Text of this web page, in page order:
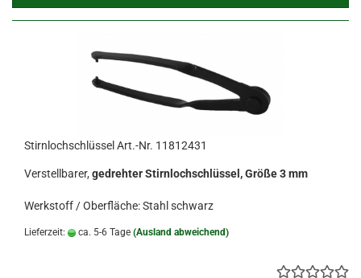
Stirnlochschlüssel Art.-Nr. 11812431
Verstellbarer, gedrehter Stirnlochschlüssel, Größe 3 mm
Werkstoff / Oberfläche: Stahl schwarz
Lieferzeit: ca. 5-6 Tage (Ausland abweichend)